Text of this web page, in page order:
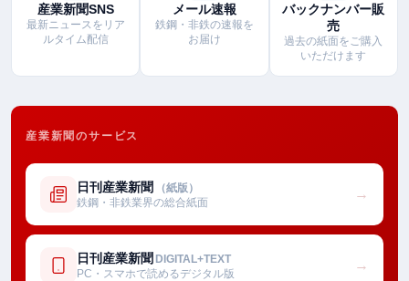
産業新聞SNS
最新ニュースをリア
ルタイム配信
メール速報
鉄鋼・非鉄の速報を
お届け
バックナンバー販
売
過去の紙面をご購入
いただけます
産業新聞のサービス
日刊産業新聞 （紙版）
鉄鋼・非鉄業界の総合紙面
→
日刊産業新聞 DIGITAL+TEXT
PC・スマホで読めるデジタル版
→